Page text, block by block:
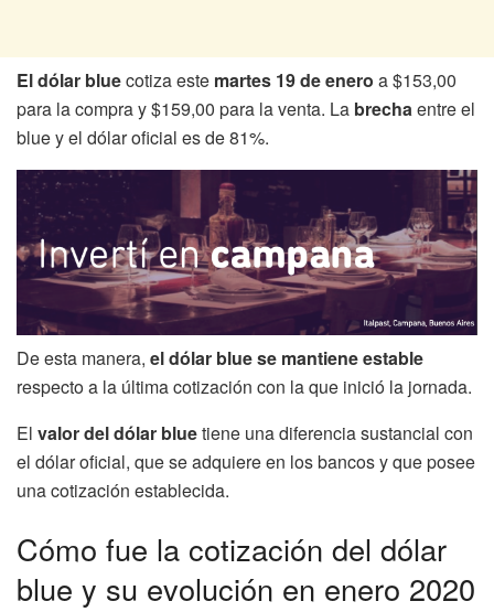
El dólar bluecotiza este martes 19 de enero a $153,00
para la compra y $159,00 para la venta. La brechaentre el
blue y el dólar oficial​ es de 81%.
De esta manera, el dólar blue se mantiene estable
respecto a la última cotización con la que inició la jornada.
El valor del dólar bluetiene una diferencia sustancial con
el dólar oficial, que se adquiere en los bancos y que posee
una cotización establecida.
Cómo fue la cotización del dólar
blue y su evolución en enero 2020